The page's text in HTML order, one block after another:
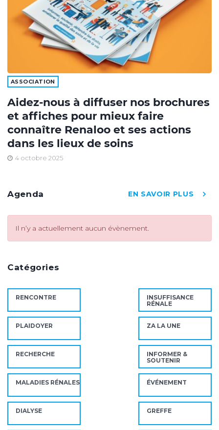
ASSOCIATION
Aidez-nous à diffuser nos brochures
et affiches pour mieux faire
connaître Renaloo et ses actions
dans les lieux de soins
4 octobre 2025
Agenda EN SAVOIR PLUS
Il n’y a actuellement aucun évènement.
Catégories
RENCONTRE
INSUFFISANCE
RÉNALE
PLAIDOYER ZA LA UNE
RECHERCHE
INFORMER &
SOUTENIR
MALADIES RÉNALES ÉVÉNEMENT
DIALYSE GREFFE